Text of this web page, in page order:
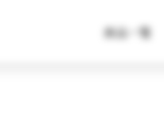
商品一覧